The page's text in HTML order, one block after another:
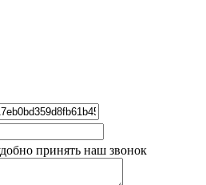
принять наш звонок